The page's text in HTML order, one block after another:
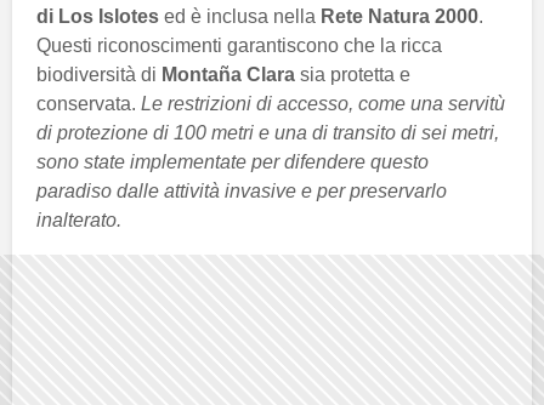
di Los Islotes ed è inclusa nella Rete Natura 2000.
Questi riconoscimenti garantiscono che la ricca
biodiversità di Montaña Clara sia protetta e
conservata. Le restrizioni di accesso, come una servitù
di protezione di 100 metri e una di transito di sei metri,
sono state implementate per difendere questo
paradiso dalle attività invasive e per preservarlo
inalterato.